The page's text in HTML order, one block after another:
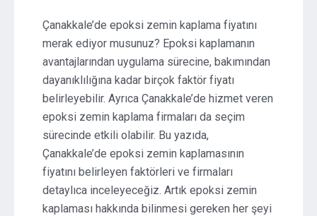
Çanakkale’de epoksi zemin kaplama fiyatını
merak ediyor musunuz? Epoksi kaplamanın
avantajlarından uygulama sürecine, bakımından
dayanıklılığına kadar birçok faktör fiyatı
belirleyebilir. Ayrıca Çanakkale’de hizmet veren
epoksi zemin kaplama firmaları da seçim
sürecinde etkili olabilir. Bu yazıda,
Çanakkale’de epoksi zemin kaplamasının
fiyatını belirleyen faktörleri ve firmaları
detaylıca inceleyeceğiz. Artık epoksi zemin
kaplaması hakkında bilinmesi gereken her şeyi